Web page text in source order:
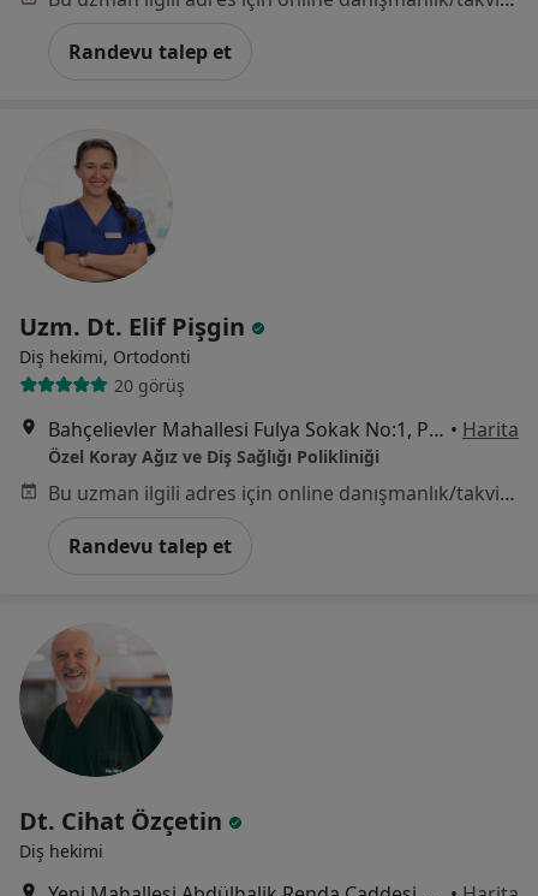
Randevu talep et
Uzm. Dt. Elif Pişgin
Diş hekimi, Ortodonti
20 görüş
Bahçelievler Mahallesi Fulya Sokak No:1, Pendik • Harita
Özel Koray Ağız ve Diş Sağlığı Polikliniği
Bu uzman ilgili adres için online danışmanlık/takvim sunmuyor.
Randevu talep et
Dt. Cihat Özçetin
Diş hekimi